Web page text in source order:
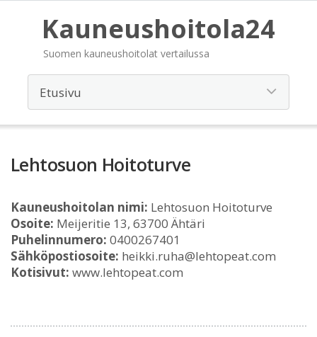
Kauneushoitola24
Suomen kauneushoitolat vertailussa
Lehtosuon Hoitoturve
Kauneushoitolan nimi: Lehtosuon Hoitoturve
Osoite: Meijeritie 13, 63700 Ähtäri
Puhelinnumero: 0400267401
Sähköpostiosoite: heikki.ruha@lehtopeat.com
Kotisivut: www.lehtopeat.com